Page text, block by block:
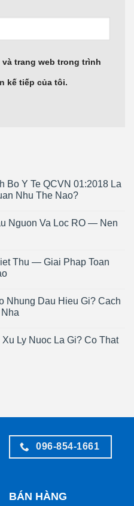
trang web trong trình
kế tiếp của tôi.
Bo Y Te QCVN 01:2018 La
Nhu The Nao?
Nguon Va Loc RO — Nen
Thu — Giai Phap Toan
Nhung Dau Hieu Gi? Cach
Ly Nuoc La Gi? Co That
096-854-1661
BÁN HÀNG